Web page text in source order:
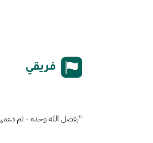
"بفضل الله وحده - ثم